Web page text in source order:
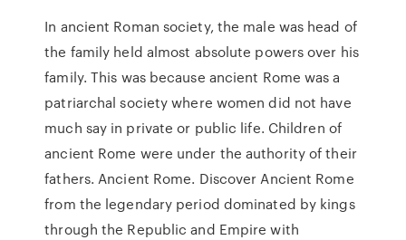
In ancient Roman society, the male was head of
the family held almost absolute powers over his
family. This was because ancient Rome was a
patriarchal society where women did not have
much say in private or public life. Children of
ancient Rome were under the authority of their
fathers. Ancient Rome. Discover Ancient Rome
from the legendary period dominated by kings
through the Republic and Empire with